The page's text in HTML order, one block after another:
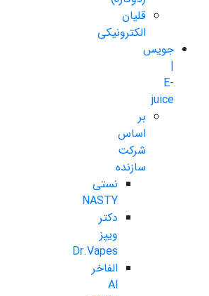
قلیان
الکترونیکی
جویس
|
E-
juice
بر
اساس
شرکت
سازنده
نستی
NASTY
دکتر
ویپز
Dr.Vapes
الفاخر
Al